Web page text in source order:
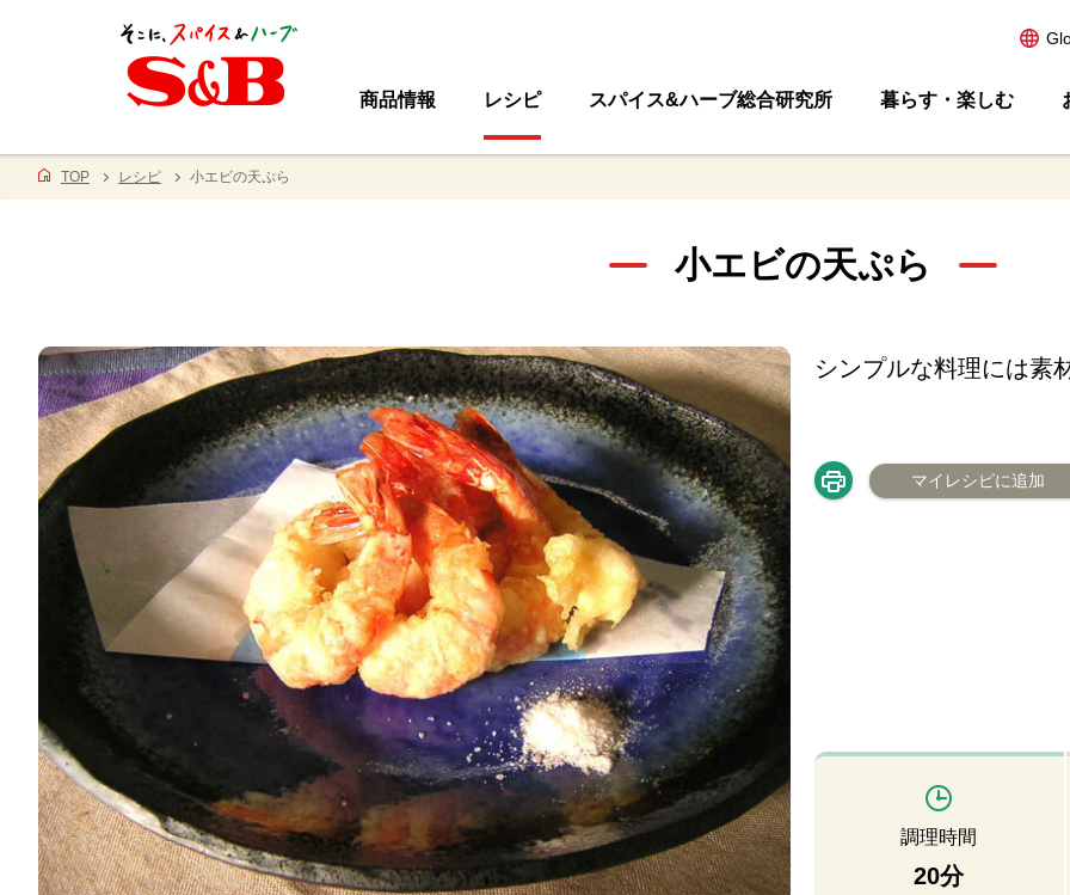
商品情報 レシピ スパイス&ハーブ総合研究所 暮らす・楽しむ
TOP レシピ 小エビの天ぷら
小エビの天ぷら
シンプルな料理には素
マイレシピに追加
調理時間
20分